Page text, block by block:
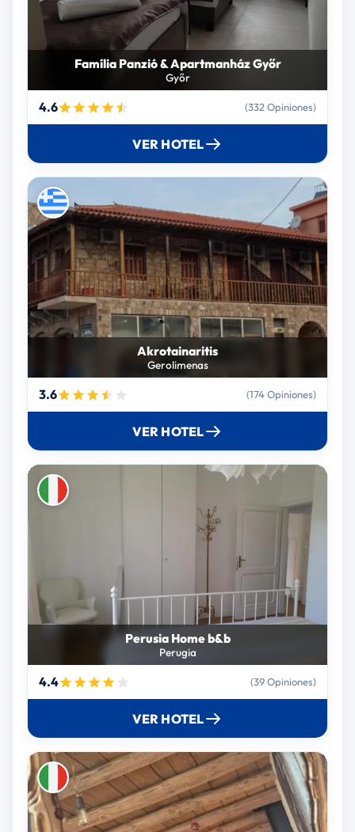
Família Panzió & Apartmanház Győr
Győr
4.6 (332 Opiniones)
VER HOTEL
Akrotainaritis
Gerolimenas
3.6 (174 Opiniones)
VER HOTEL
Perusia Home b&b
Perugia
4.4 (39 Opiniones)
VER HOTEL